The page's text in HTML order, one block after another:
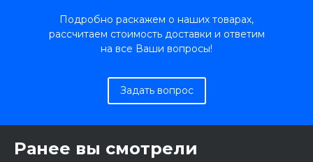
Подробно раскажем о наших товарах,
рассчитаем стоимость доставки и ответим
на все Ваши вопросы!
Задать вопрос
Ранее вы смотрели